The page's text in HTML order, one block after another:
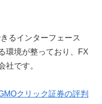
るインターフェース
環境が整っており、FX
社です。
クリック証券の評判